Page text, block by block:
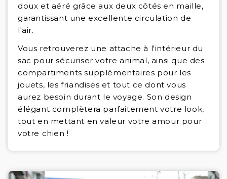
doux et aéré grâce aux deux côtés en maille,
garantissant une excellente circulation de
l'air.
Vous retrouverez une attache à l'intérieur du
sac pour sécuriser votre animal, ainsi que des
compartiments supplémentaires pour les
jouets, les friandises et tout ce dont vous
aurez besoin durant le voyage. Son design
élégant complètera parfaitement votre look,
tout en mettant en valeur votre amour pour
votre chien !